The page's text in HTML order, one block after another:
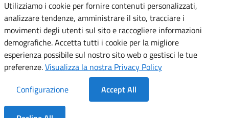
Dichiarazione di accessibilità
Informativa cookie
Note legali
Utilizziamo i cookie per fornire contenuti personalizzati,
analizzare tendenze, amministrare il sito, tracciare i
movimenti degli utenti sul sito e raccogliere informazioni
demografiche. Accetta tutti i cookie per la migliore
esperienza possibile sul nostro sito web o gestisci le tue
preferenze.Visualizza la nostra Privacy Policy
Configurazione
Accept All